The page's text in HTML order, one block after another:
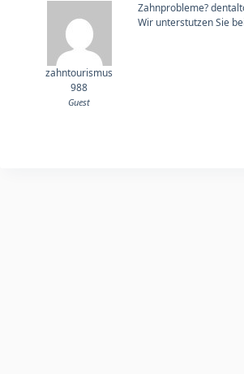
zahntourismus
988
Guest
Zahnprobleme?
Wir unterstutzen Sie